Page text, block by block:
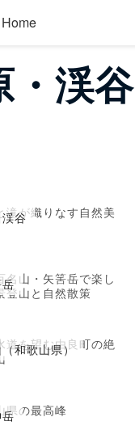
Home
・渓谷
谷
滝が織りなす自然美
岳
名山・矢筈岳で楽し
登山と自然散策
和歌山県）
道を望む由良町の絶
岳
県の最高峰